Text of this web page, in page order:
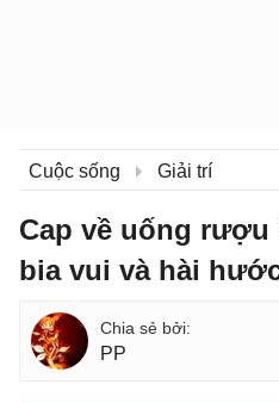
Cuộc sống Giải trí
Cap về uống
bia vui và hài
PP